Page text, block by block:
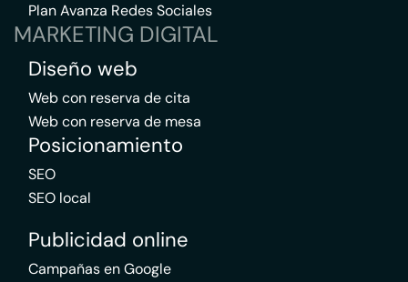
Plan Avanza Redes Sociales
MARKETING DIGITAL
Diseño web
Web con reserva de cita
Web con reserva de mesa
Posicionamiento
SEO
SEO local
Publicidad online
Campañas en Google